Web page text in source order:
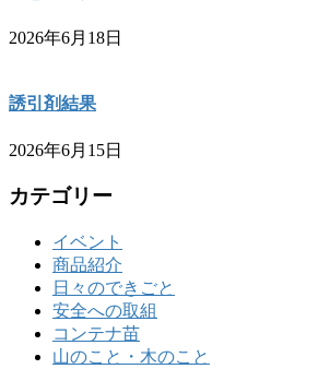
2026年6月18日
誘引剤結果
2026年6月15日
カテゴリー
イベント
商品紹介
日々のできごと
安全への取組
コンテナ苗
山のこと・木のこと